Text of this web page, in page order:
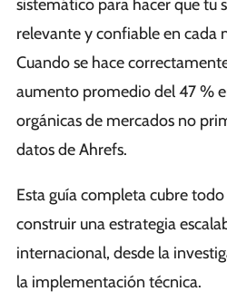
sistemático para hacer que tu
relevante y confiable en cada
Cuando se hace
aumento promedio del 47 %
orgánicas de mercados no
datos de Ahrefs.
Esta guía completa cubre
construir una estrategia
internacional, desde la
la implementación técnica.